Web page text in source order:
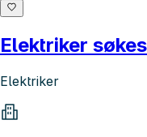
Elektriker
Elektriker